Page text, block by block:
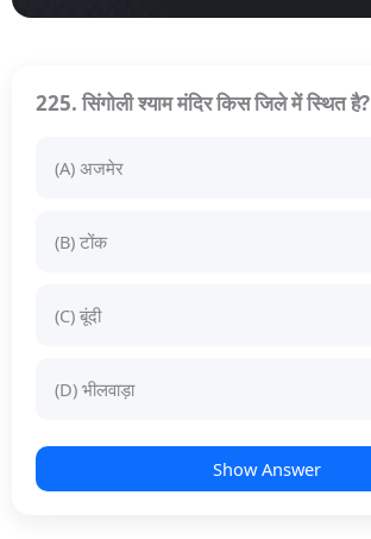
225. सिंगोली श्याम मंदिर किस जिले में स्थित है?
(A) अजमेर
(B) टोंक
(C) बूंदी
(D) भीलवाड़ा
Show Answer